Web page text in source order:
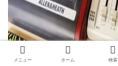
メニュー ホーム 検索